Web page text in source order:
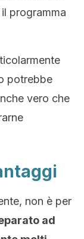
programma
potrebbe
vero che
non è per
ad